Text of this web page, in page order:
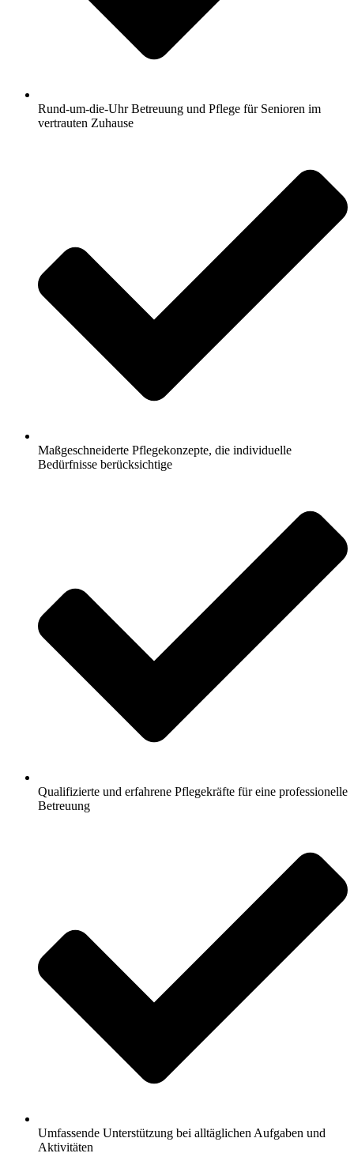
Rund-um-die-Uhr Betreuung und Pflege für Senioren im
vertrauten Zuhause
Maßgeschneiderte Pflegekonzepte, die individuelle
Bedürfnisse berücksichtige
Qualifizierte und erfahrene Pflegekräfte für eine professionelle
Betreuung
Umfassende Unterstützung bei alltäglichen Aufgaben und
Aktivitäten